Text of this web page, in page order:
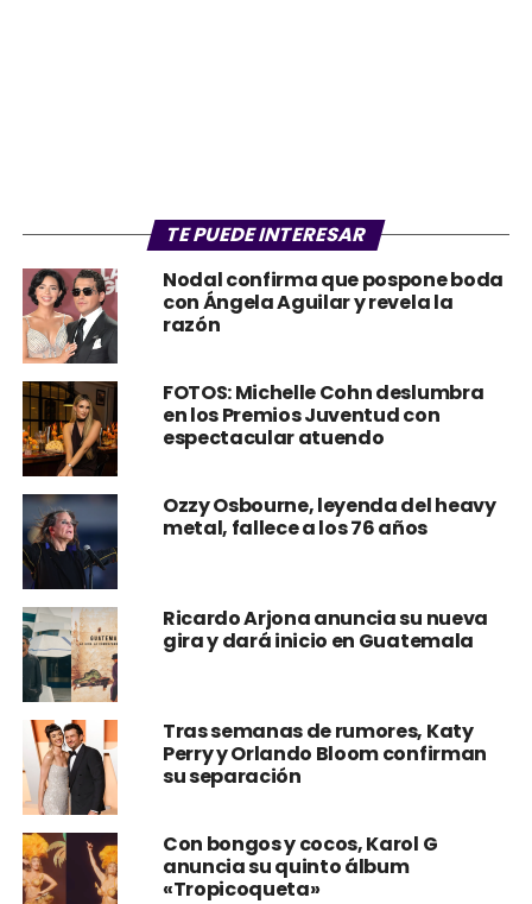
TE PUEDE INTERESAR
Nodal confirma que pospone boda
con Ángela Aguilar y revela la
razón
FOTOS: Michelle Cohn deslumbra
en los Premios Juventud con
espectacular atuendo
Ozzy Osbourne, leyenda del heavy
metal, fallece a los 76 años
Ricardo Arjona anuncia su nueva
gira y dará inicio en Guatemala
Tras semanas de rumores, Katy
Perry y Orlando Bloom confirman
su separación
Con bongos y cocos, Karol G
anuncia su quinto álbum
«Tropicoqueta»